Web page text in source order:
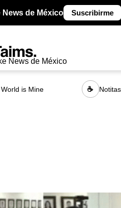
de México Suscribirme
News de México
is Mine ☕